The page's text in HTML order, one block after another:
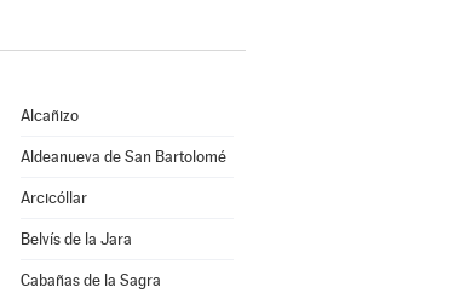
Alcañizo
Aldeanueva de San Bartolomé
Arcicóllar
Belvís de la Jara
Cabañas de la Sagra